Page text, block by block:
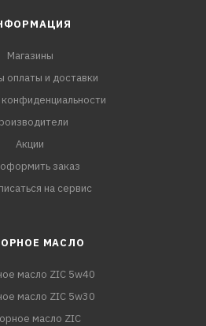
Магазины
оплаты и доставки
Акции
заказ
на сервис
МАСЛО
масло ZIC 5w40
масло ZIC 5w30
масло ZIC